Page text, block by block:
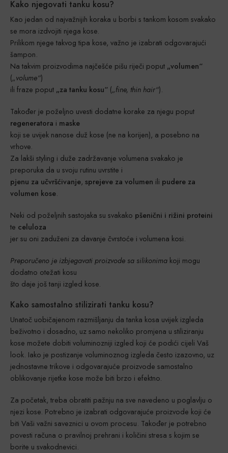
Kako njegovati tanku kosu?
Kao jedan od najvažnijih koraka u borbi s tankom kosom svakako
se mora izdvojiti njega kose.
Prilikom njege takvog tipa kose, važno je izabrati odgovarajući
šampon.
Na takvim proizvodima najčešće pišu riječi poput „volumen“
(„volume“)
ili fraze poput „za tanku kosu“ („fine, thin hair“).
Također je poželjno uvesti dodatne korake za njegu poput
regeneratora i maske
koji se uvijek nanose duž kose (ne na korijen), a posebno na
vrhove.
Za lakši styling i duže zadržavanje volumena svakako je
preporuka da u svoju rutinu uvrstite i
pjenu za učvršćivanje, sprejeve za volumen ili pudere za
volumen kose.
Neki od poželjnih sastojaka su svakako pšenični i rižini proteini
te celuloza
jer su oni zaduženi za davanje čvrstoće i volumena kosi.
Preporučeno je izbjegavati proizvode sa silikonima koji mogu
dodatno otežati kosu
što daje još tanji izgled kose.
Kako samostalno stilizirati tanku kosu?
Unatoč uobičajenom razmišljanju da tanka kosa uvijek izgleda
beživotno i dosadno, uz samo nekoliko promjena u stiliziranju
kose možete dobiti voluminozniji izgled koji će podići cijeli Vaš
look. Iako je postizanje voluminoznog izgleda često izazovno, uz
jednostavne trikove i odgovarajuće proizvode samostalno
oblikovanje rijetke kose može biti brzo i efektno.
Za početak, treba obratiti pažnju na sve navedeno u poglavlju o
njezi kose. Potrebno je izabrati odgovarajuće proizvode koji će
biti Vaši važni saveznici u ovom procesu. Također je potrebno
povesti računa o pravilnoj prehrani i količini stresa s kojim se
borite u svakodnevici.